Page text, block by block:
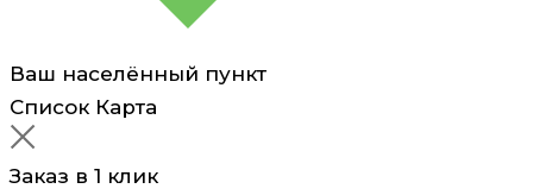
Ваш населённый пункт
Список Карта
Заказ в 1 клик